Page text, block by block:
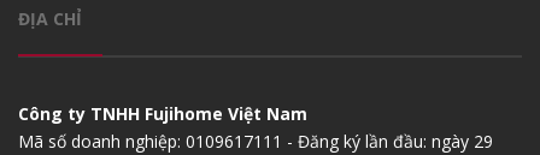
ĐỊA CHỈ
Công ty TNHH Fujihome Việt Nam
Mã số doanh nghiệp: 0109617111 - Đăng ký lần đầu: ngày 29